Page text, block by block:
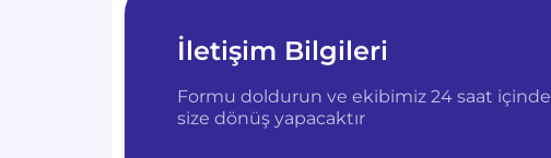
İletişim Bilgileri
Formu doldurun ve ekibimiz 24 saat içinde
size dönüş yapacaktır